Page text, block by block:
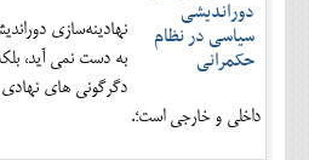
نهادینه‌سازی
به دست نمی آید،
دگرگونی های
داخلی و خارجی است؛.